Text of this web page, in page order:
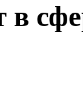
в